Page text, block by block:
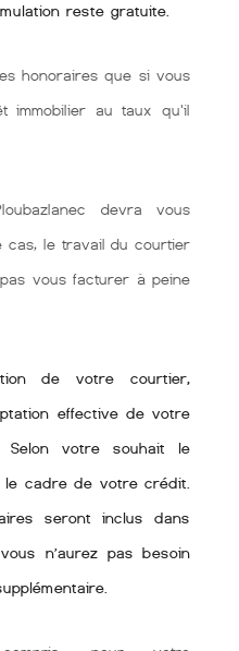
reste gratuite.
honoraires que si vous
immobilier au taux qu'il
devra vous
cas, le travail du courtier
vous facturer à peine
de votre courtier,
effective de votre
votre souhait le
cadre de votre crédit.
seront inclus dans
n’aurez pas besoin